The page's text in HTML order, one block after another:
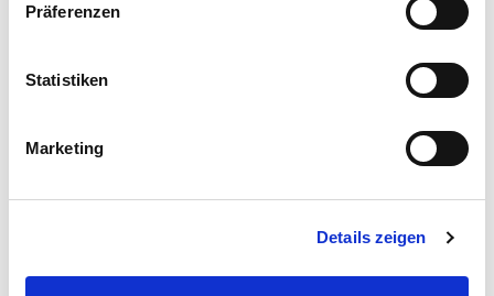
Präferenzen
Statistiken
Marketing
Details zeigen
Praktikum und Freiwilligendienst
In Braunschweig leben und arbeiten